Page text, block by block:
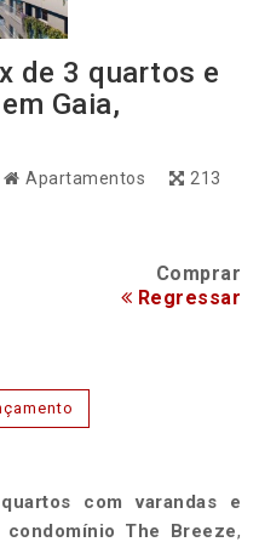
de 3 quartos e
Gaia,
Apartamentos 213
Comprar
Regressar
com varandas e
condomínio The Breeze,